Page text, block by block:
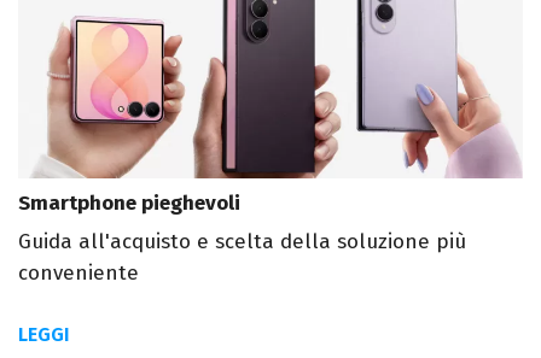
Smartphone pieghevoli
Guida all'acquisto e scelta della soluzione più
conveniente
LEGGI